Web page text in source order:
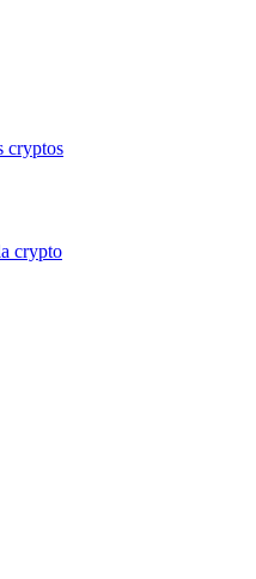
cryptos
crypto